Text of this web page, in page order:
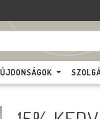
ÚJDONSÁGOK